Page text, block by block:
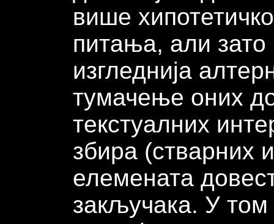
више
питања, али зато
изгледнија
тумачење оних
текстуалних
збира (стварних
елемената
закључака. У